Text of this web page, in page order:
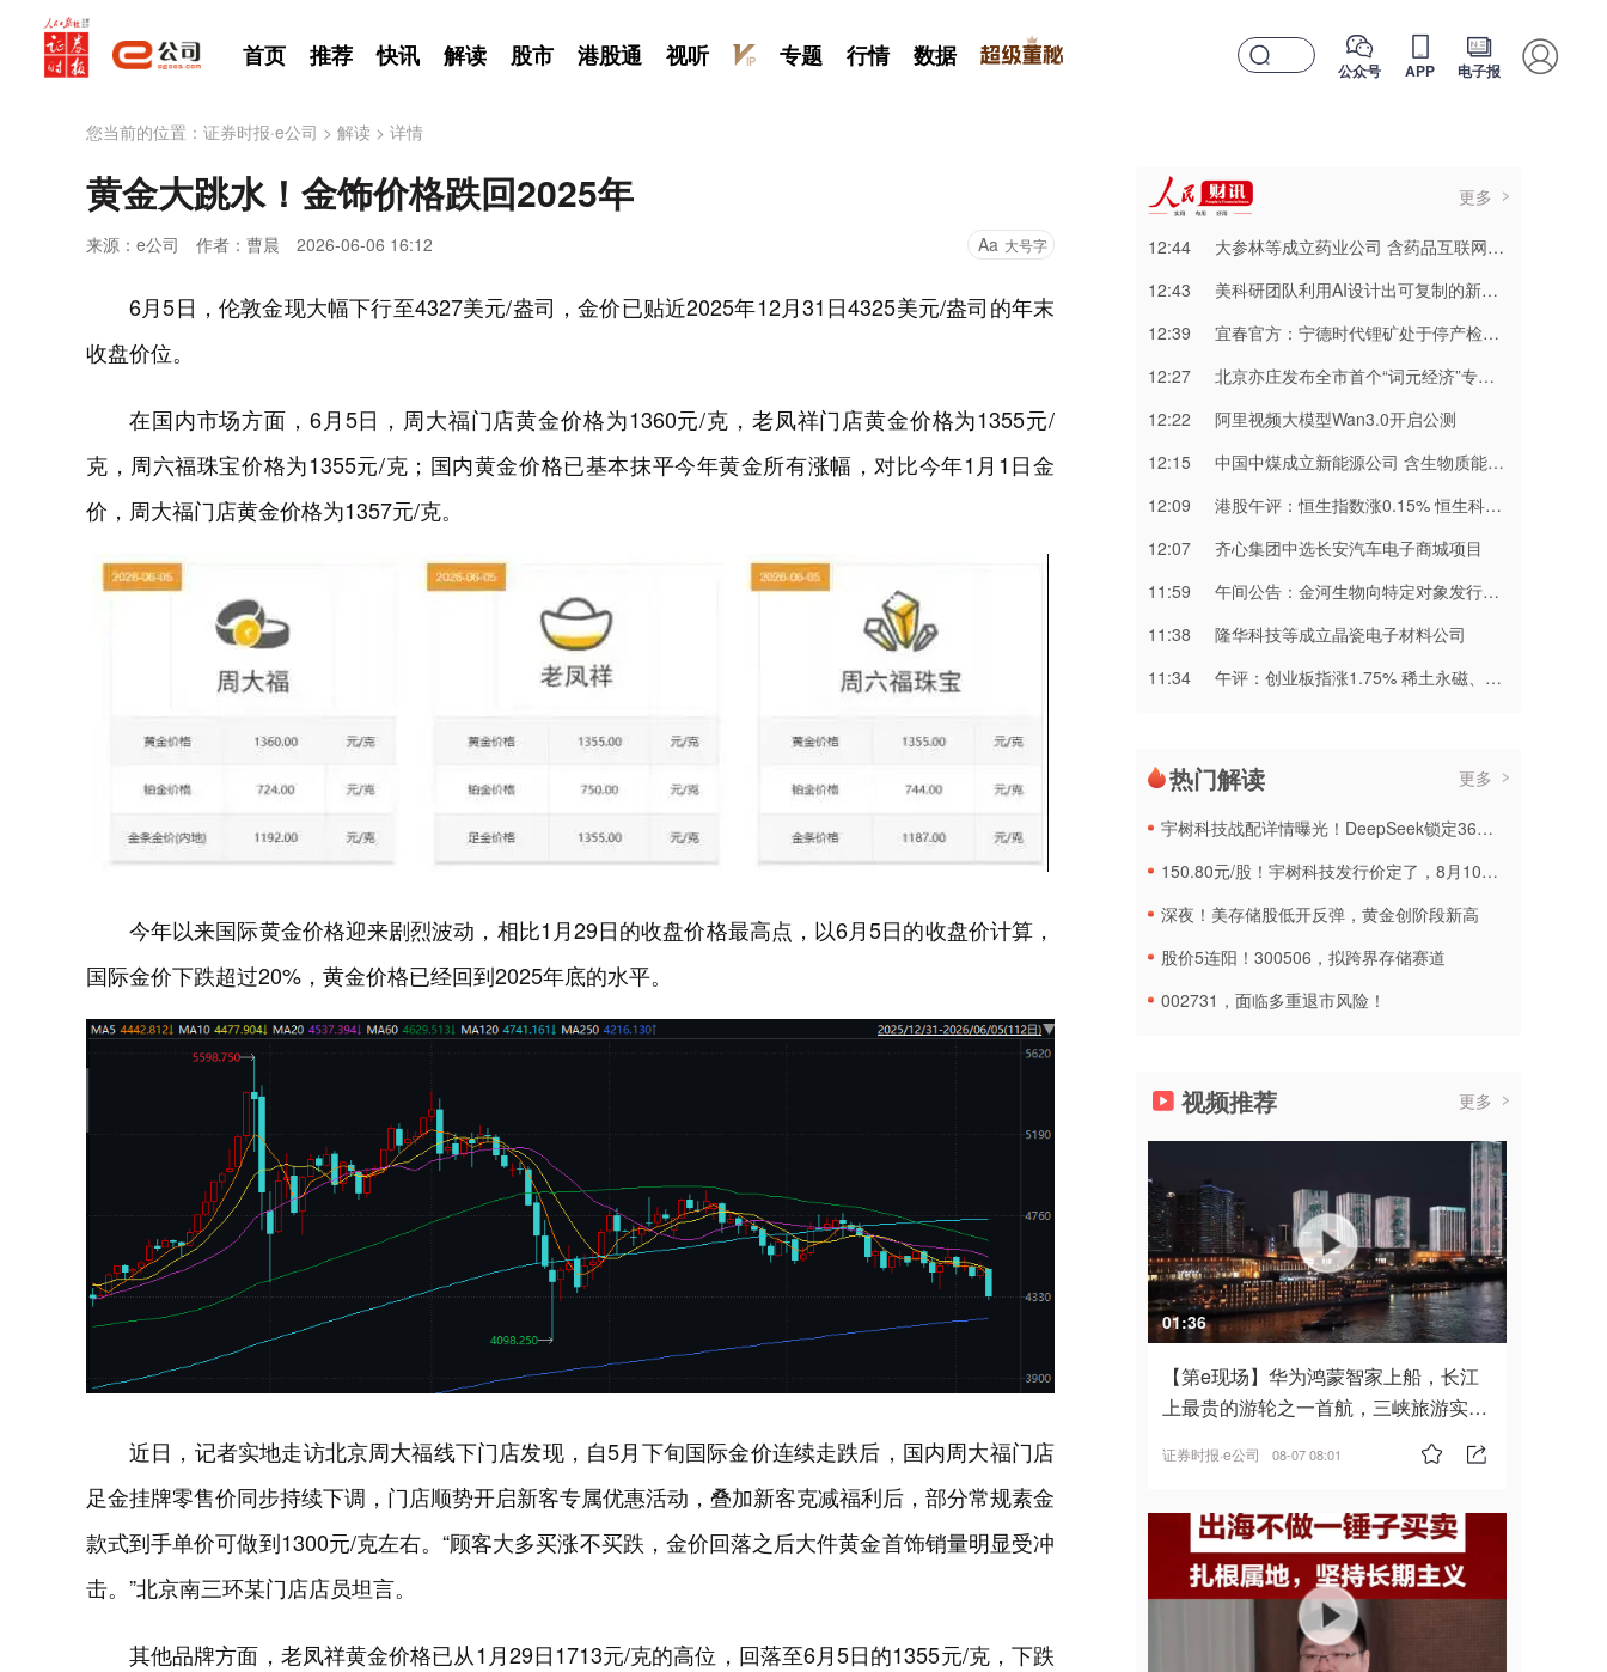
首页 推荐 快讯 解读 股市 港股通 视听 专题 行情 数据 公众号 APP 电子报
您当前的位置： 证券时报·e公司 > 解读 > 详情
黄金大跳水！金饰价格跌回2025年
来源：e公司 作者：曹晨 2026-06-06 16:12 Aa 大号字
6月5日，伦敦金现大幅下行至4327美元/盎司，金价已贴近2025年12月31日4325美元/盎司的年末
收盘价位。
在国内市场方面，6月5日，周大福门店黄金价格为1360元/克，老凤祥门店黄金价格为1355元/
克，周六福珠宝价格为1355元/克；国内黄金价格已基本抹平今年黄金所有涨幅，对比今年1月1日金
价，周大福门店黄金价格为1357元/克。
今年以来国际黄金价格迎来剧烈波动，相比1月29日的收盘价格最高点，以6月5日的收盘价计算，
国际金价下跌超过20%，黄金价格已经回到2025年底的水平。
近日，记者实地走访北京周大福线下门店发现，自5月下旬国际金价连续走跌后，国内周大福门店
足金挂牌零售价同步持续下调，门店顺势开启新客专属优惠活动，叠加新客克减福利后，部分常规素金
款式到手单价可做到1300元/克左右。“顾客大多买涨不买跌，金价回落之后大件黄金首饰销量明显受冲
击。”北京南三环某门店店员坦言。
其他品牌方面，老凤祥黄金价格已从1月29日1713元/克的高位，回落至6月5日的1355元/克，下跌
更多
12:44
大参林等成立药业公司 含药品互联网信息服务业务
12:43
美科研团队利用AI设计出可复制的新型噬菌体
12:39
宜春官方：宁德时代锂矿处于停产检修状态
12:27
北京亦庄发布全市首个“词元经济”专项政策
12:22
阿里视频大模型Wan3.0开启公测
12:15
中国中煤成立新能源公司 含生物质能技术服务业务
12:09
港股午评：恒生指数涨0.15% 恒生科技指数涨0.34%
12:07
齐心集团中选长安汽车电子商城项目
11:59
午间公告：金河生物向特定对象发行股票申请获证监会同意注册批复
11:38
隆华科技等成立晶瓷电子材料公司
11:34
午评：创业板指涨1.75% 稀土永磁、PCB等概念板块走强
热门解读 更多
宇树科技战配详情曝光！DeepSeek锁定36个月，社保基金多个组合参与
150.80元/股！宇树科技发行价定了，8月10日申购
深夜！美存储股低开反弹，黄金创阶段新高
股价5连阳！300506，拟跨界存储赛道
002731，面临多重退市风险！
视频推荐 更多
01:36
【第e现场】华为鸿蒙智家上船，长江
上最贵的游轮之一首航，三峡旅游实
证券时报·e公司 08-07 08:01